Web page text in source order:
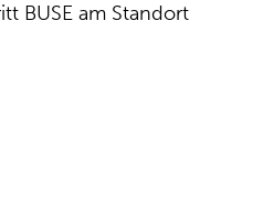
BUSE am Standort